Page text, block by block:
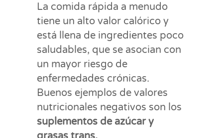
La comida rápida a menudo
tiene un alto valor calórico y
está llena de ingredientes poco
saludables, que se asocian con
un mayor riesgo de
enfermedades crónicas.
Buenos ejemplos de valores
nutricionales negativos son los
suplementos de azúcar y